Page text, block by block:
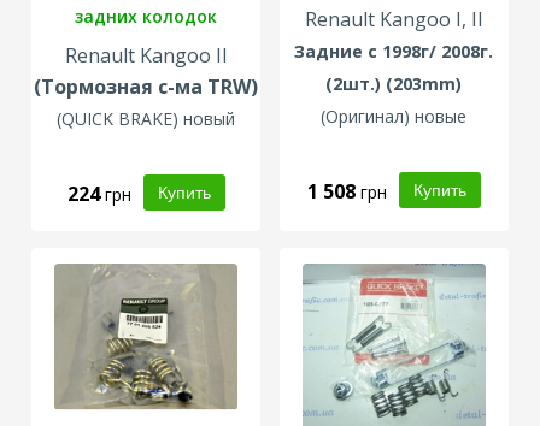
задних колодок
Renault Kangoo II
(Тормозная с-ма TRW)
(QUICK BRAKE) новый
224грн
Renault Kangoo I, II
Задние с 1998г/ 2008г.
(2шт.) (203mm)
(Оригинал) новые
1 508 грн